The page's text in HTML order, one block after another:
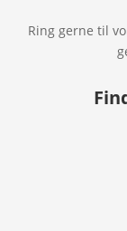
Ring gerne til